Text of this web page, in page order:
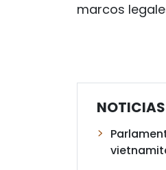
marcos